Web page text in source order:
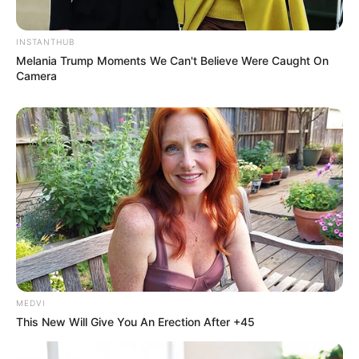
SHARE THIS
Share it Pin it
PUBLICAÇÕES RELACIONADAS
Notícia
PRÓXIMA MATÉRIA
Decisão proferida contra
Collor não afeta o seu
INSTANTHUB
Melania Trump Moments We Can't Believe Were Caught On
Camera
MEDVI
This New Will Give You An Erection After +45